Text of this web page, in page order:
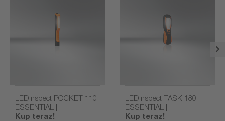
LEDinspect POCKET 110
ESSENTIAL |
Kup teraz!
LEDinspect TASK 180
ESSENTIAL |
Kup teraz!